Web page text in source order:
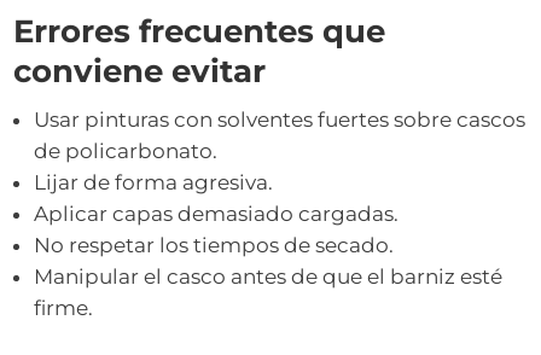
Errores frecuentes que
conviene evitar
Usar pinturas con solventes fuertes sobre cascos
de policarbonato.
Lijar de forma agresiva.
Aplicar capas demasiado cargadas.
No respetar los tiempos de secado.
Manipular el casco antes de que el barniz esté
firme.